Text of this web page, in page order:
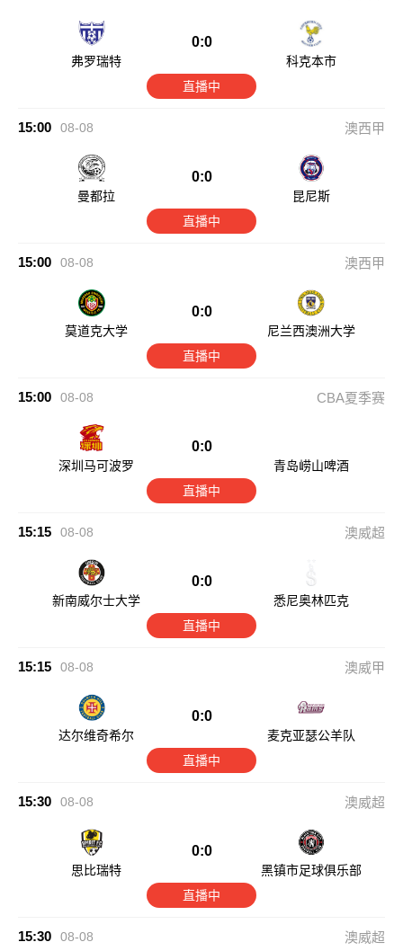
弗罗瑞特
0:0
科克本市
直播中
15:00 08-08 澳西甲
曼都拉
0:0
昆尼斯
直播中
15:00 08-08 澳西甲
莫道克大学
0:0
尼兰西澳洲大学
直播中
15:00 08-08 CBA夏季赛
深圳马可波罗
0:0
青岛崂山啤酒
直播中
15:15 08-08 澳威超
新南威尔士大学
0:0
悉尼奥林匹克
直播中
15:15 08-08 澳威甲
达尔维奇希尔
0:0
麦克亚瑟公羊队
直播中
15:30 08-08 澳威超
思比瑞特
0:0
黑镇市足球俱乐部
直播中
15:30 08-08 澳威超